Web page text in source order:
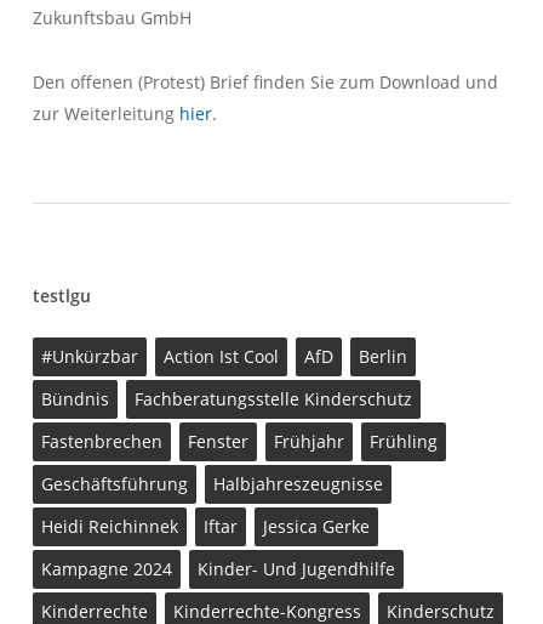
Zukunftsbau GmbH
Den offenen (Protest) Brief finden Sie zum Download und
zur Weiterleitung hier.
testlgu
#unkürzbar Action Ist Cool AfD
Berlin
Bündnis
Fachberatungsstelle Kinderschutz
Fastenbrechen
Fenster Frühjahr
Frühling
Geschäftsführung
Halbjahreszeugnisse
Heidi Reichinnek
Iftar
Jessica Gerke
Kampagne 2024
Kinder- Und Jugendhilfe
Kinderrechte
Kinderrechte-Kongress
Kinderschutz